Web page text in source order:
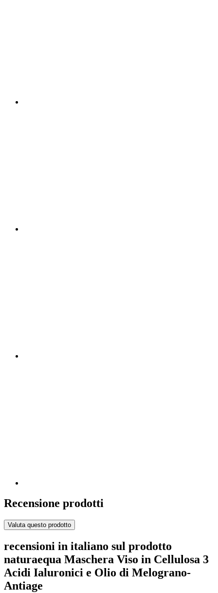
Recensione prodotti
Valuta questo prodotto
recensioni in italiano sul prodotto
naturaequa Maschera Viso in Cellulosa 3
Acidi Ialuronici e Olio di Melograno-
Antiage